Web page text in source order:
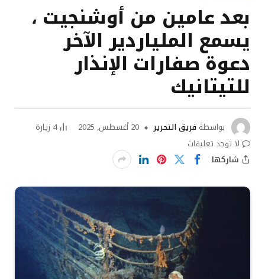
بعد عامين من أوشنجيت ،
يسمع الملياردير الآخر
دعوة صفارات الإنذار
للتيتانيك
بواسطة فريق التحرير 20 أغسطس, 2025 4 زيارة
لا توجد تعليقات
شاركها